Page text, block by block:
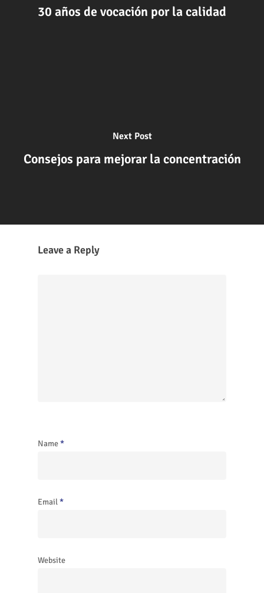
30 años de vocación por la calidad
Next Post
Consejos para mejorar la concentración
Leave a Reply
Name*
Email*
Website